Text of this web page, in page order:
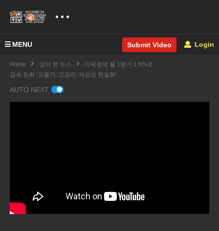
MENU Submit Video Login
Home 많이 본 뉴스
미국경제 올 1분기 1.6%로
급속 둔화 ‘고물가, 고금리, 저성장 현실화’
AUTO NEXT